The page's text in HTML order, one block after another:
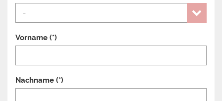
Vorname (*)
Nachname (*)